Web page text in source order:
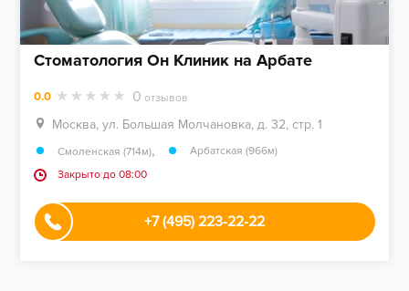
Стоматология Он Клиник на Арбате
0.0 0 отзывов
Москва, ул. Большая Молчановка, д. 32, стр. 1
Смоленская (714м),
Арбатская (966м)
Закрыто до 08:00
+7 (495) 223-22-22